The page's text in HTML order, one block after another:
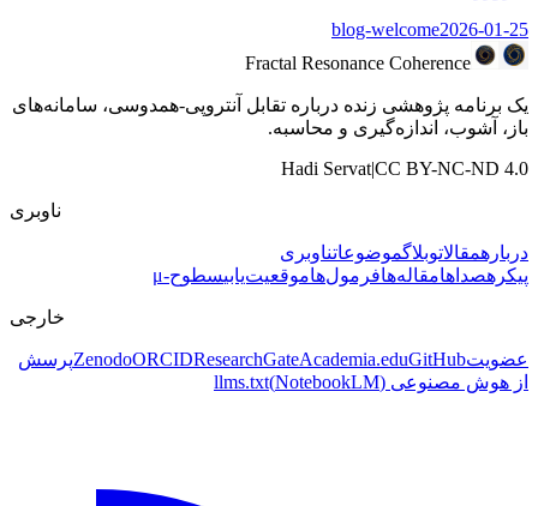
blog-welcome2026-01-25
Fractal Resonance Coherence
یک برنامه پژوهشی زنده درباره تقابل آنتروپی-همدوسی، سامانه‌های
باز، آشوب، اندازه‌گیری و محاسبه.
Hadi Servat|CC BY-NC-ND 4.0
ناوبری
دربارهمقالاتوبلاگموضوعاتناوبری
پیکرهصداهامقاله‌هافرمول‌هاموقعیت‌یابیسطوح-μ
خارجی
عضویت ZenodoORCIDResearchGateAcademia.eduGitHub
پرسش
از هوش مصنوعی (NotebookLM)
llms.txt